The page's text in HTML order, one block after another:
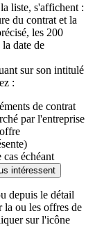
liste, s'affichent :
du contrat et la
les 200
date de
sur son intitulé
:
de contrat
par l'entreprise
échéant
intéressent
depuis le détail
la ou les offres de
sur l'icône